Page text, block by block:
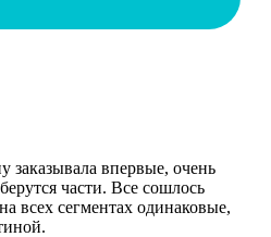
заказывала впервые, очень
части. Все сошлось
всех сегментах одинаковые,